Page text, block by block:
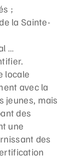
;
la Sainte-
…
locale
avec la
jeunes, mais
des
une
des